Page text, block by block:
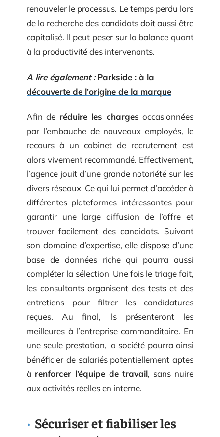
renouveler le processus. Le temps perdu lors
de la recherche des candidats doit aussi être
capitalisé. Il peut peser sur la balance quant
à la productivité des intervenants.
A lire également : Parkside : à la
découverte de l'origine de la marque
Afin de réduire les charges occasionnées
par l’embauche de nouveaux employés, le
recours à un cabinet de recrutement est
alors vivement recommandé. Effectivement,
l’agence jouit d’une grande notoriété sur les
divers réseaux. Ce qui lui permet d’accéder à
différentes plateformes intéressantes pour
garantir une large diffusion de l’offre et
trouver facilement des candidats. Suivant
son domaine d’expertise, elle dispose d’une
base de données riche qui pourra aussi
compléter la sélection. Une fois le triage fait,
les consultants organisent des tests et des
entretiens pour filtrer les candidatures
reçues. Au final, ils présenteront les
meilleures à l’entreprise commanditaire. En
une seule prestation, la société pourra ainsi
bénéficier de salariés potentiellement aptes
à renforcer l’équipe de travail, sans nuire
aux activités réelles en interne.
Sécuriser et fiabiliser les